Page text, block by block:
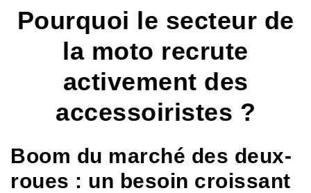
Pourquoi le secteur de
la moto recrute
activement des
accessoiristes ?
Boom du marché des deux-
roues : un besoin croissant